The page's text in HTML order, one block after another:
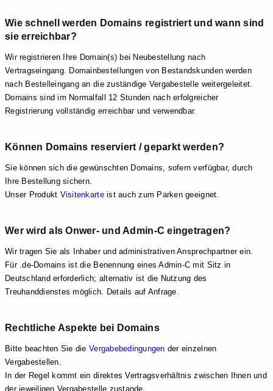
Wie schnell werden Domains registriert und wann sind
sie erreichbar?
Wir registrieren Ihre Domain(s) bei Neubestellung nach
Vertragseingang. Domainbestellungen von Bestandskunden werden
nach Bestelleingang an die zuständige Vergabestelle weitergeleitet.
Domains sind im Normalfall 12 Stunden nach erfolgreicher
Registrierung vollständig erreichbar und verwendbar.
Können Domains reserviert / geparkt werden?
Sie können sich die gewünschten Domains, sofern verfügbar, durch
Ihre Bestellung sichern.
Unser Produkt Visitenkarteist auch zum Parken geeignet.
Wer wird als Onwer- und Admin-C eingetragen?
Wir tragen Sie als Inhaber und administrativen Ansprechpartner ein.
Für .de-Domains ist die Benennung eines Admin-C mit Sitz in
Deutschland erforderlich; alternativ ist die Nutzung des
Treuhanddienstes möglich. Details auf Anfrage.
Rechtliche Aspekte bei Domains
Bitte beachten Sie die Vergabebedingungen der einzelnen
Vergabestellen.
In der Regel kommt ein direktes Vertragsverhältnis zwischen Ihnen und
der jeweiligen Vergabestelle zustande.